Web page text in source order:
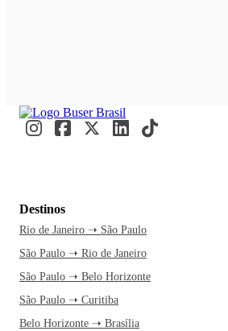
Destinos
Rio de Janeiro ➝ São Paulo
São Paulo ➝ Rio de Janeiro
São Paulo ➝ Belo Horizonte
São Paulo ➝ Curitiba
Belo Horizonte ➝ Brasília